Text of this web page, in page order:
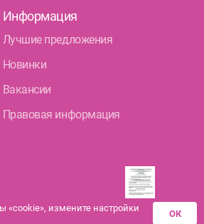
Информация
Лучшие предложения
Новинки
Вакансии
Правовая информация
Разрешения аптек-
измените настройки
ОК